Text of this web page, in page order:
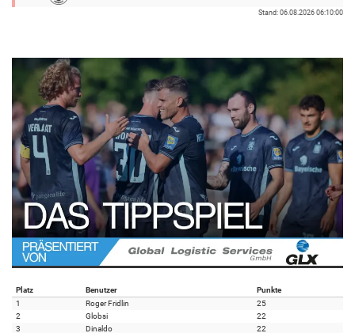
Stand: 06.08.2026 06:10:00
Platz Benutzer
Punkte
1
Roger Fridlin
25
2
Globsi
22
3
Dinaldo
22